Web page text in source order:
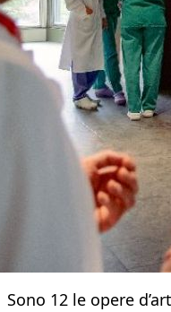
Sono 12 le opere